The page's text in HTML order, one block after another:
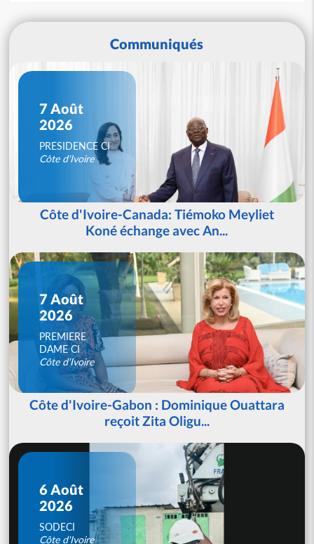
Communiqués
7 Août
2026
PRESIDENCE CI
Côte d'Ivoire
Côte d'Ivoire-Canada: Tiémoko Meyliet
Koné échange avec An...
7 Août
2026
PREMIERE
DAME CI
Côte d'Ivoire
Côte d'Ivoire-Gabon : Dominique Ouattara
reçoit Zita Oligu...
6 Août
2026
SODECI
Côte d'Ivoire